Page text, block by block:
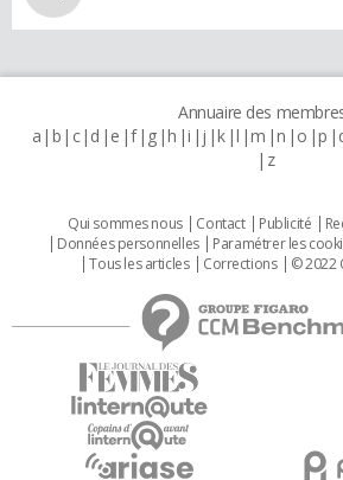
Annuaire des
a b c d e f g h i j k l m n o p
z
Qui sommes nous Contact Publicité
Données personnelles
Paramétrer les
Tous les articles
Corrections © 2022